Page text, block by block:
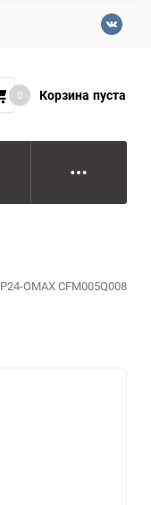
0 Корзина пуста
P24-OMAX CFM005Q008